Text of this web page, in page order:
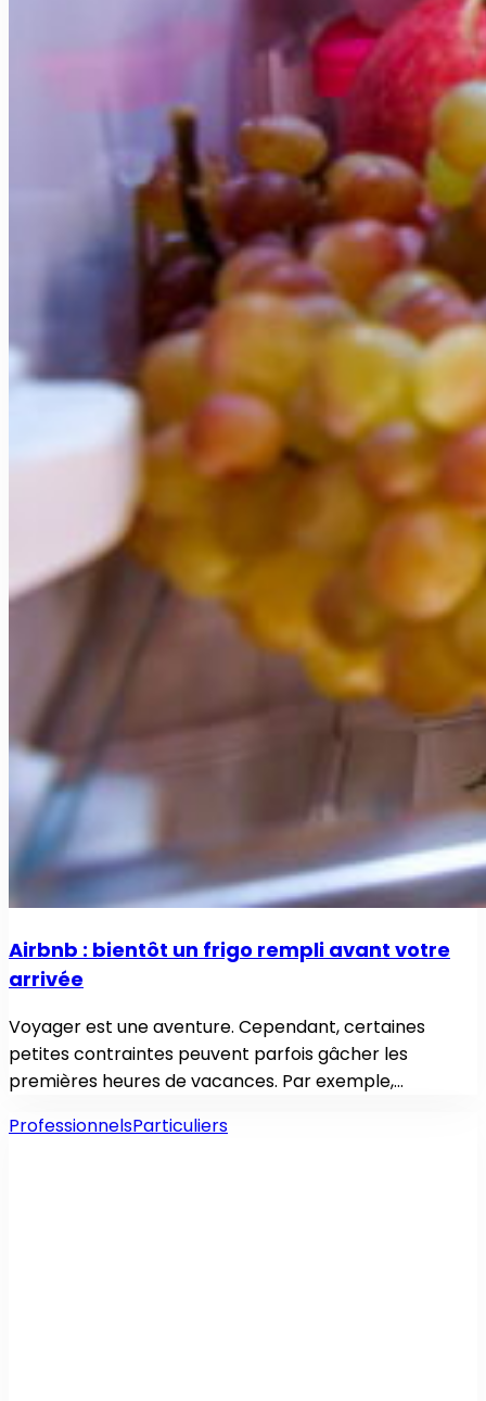
Airbnb : bientôt un frigo rempli avant votre
arrivée
Voyager est une aventure. Cependant, certaines
petites contraintes peuvent parfois gâcher les
premières heures de vacances. Par exemple,…
ProfessionnelsParticuliers